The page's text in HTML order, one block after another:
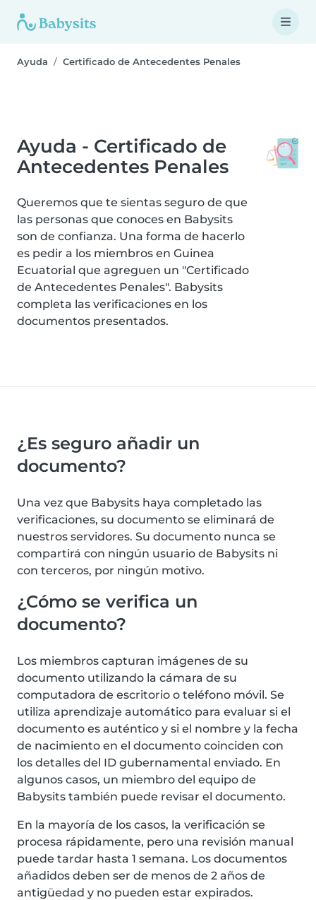
Ayuda Certificado de Antecedentes Penales
Ayuda - Certificado de
Antecedentes Penales
Queremos que te sientas seguro de que
las personas que conoces en Babysits
son de confianza. Una forma de hacerlo
es pedir a los miembros en Guinea
Ecuatorial que agreguen un "Certificado
de Antecedentes Penales". Babysits
completa las verificaciones en los
documentos presentados.
¿Es seguro añadir un
documento?
Una vez que Babysits haya completado las
verificaciones, su documento se eliminará de
nuestros servidores. Su documento nunca se
compartirá con ningún usuario de Babysits ni
con terceros, por ningún motivo.
¿Cómo se verifica un
documento?
Los miembros capturan imágenes de su
documento utilizando la cámara de su
computadora de escritorio o teléfono móvil. Se
utiliza aprendizaje automático para evaluar si el
documento es auténtico y si el nombre y la fecha
de nacimiento en el documento coinciden con
los detalles del ID gubernamental enviado. En
algunos casos, un miembro del equipo de
Babysits también puede revisar el documento.
En la mayoría de los casos, la verificación se
procesa rápidamente, pero una revisión manual
puede tardar hasta 1 semana. Los documentos
añadidos deben ser de menos de 2 años de
antigüedad y no pueden estar expirados.